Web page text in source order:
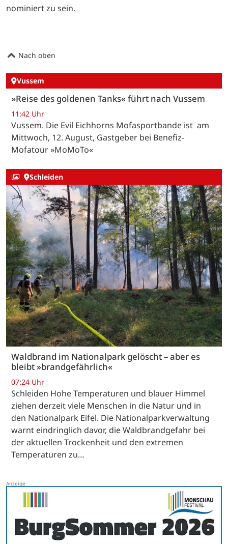
nominiert zu sein.
Nach oben
Vussem
»Reise des goldenen Tanks« führt nach Vussem
11:42 Uhr
Vussem. Die Evil Eichhorns Mofasportbande ist am
Mittwoch, 12. August, Gastgeber bei Benefiz-
Mofatour »MoMoTo«
Schleiden
Waldbrand im Nationalpark gelöscht – aber es
bleibt »brandgefährlich«
07:24 Uhr
Schleiden Hohe Temperaturen und blauer Himmel
ziehen derzeit viele Menschen in die Natur und in
den Nationalpark Eifel. Die Nationalparkverwaltung
warnt eindringlich davor, die Waldbrandgefahr bei
der aktuellen Trockenheit und den extremen
Temperaturen zu…